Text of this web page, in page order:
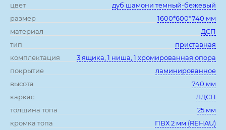
цвет
дуб шамони темный-бежевый
размер
1600*600*740 мм
материал
ДСП
тип
приставная
комплектация
3 ящика, 1 ниша, 1 хромированная опора
покрытие
ламинированное
высота
740 мм
каркас
ЛДСП
толщина топа
25 мм
кромка топа
ПВХ 2 мм (REHAU)